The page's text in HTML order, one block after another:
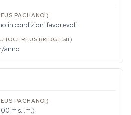
in condizioni favorevoli
anno
m s.l.m.)